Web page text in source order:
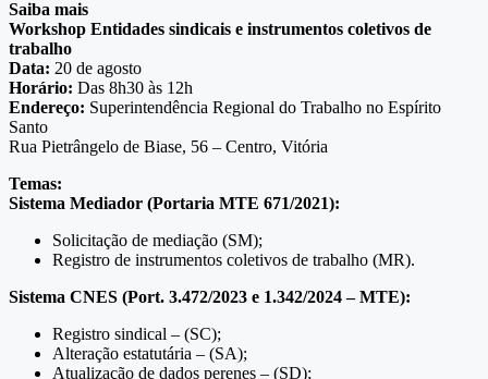
Saiba mais
Workshop Entidades sindicais e instrumentos coletivos de
trabalho
Data: 20 de agosto
Horário: Das 8h30 às 12h
Endereço: Superintendência Regional do Trabalho no Espírito
Santo
Rua Pietrângelo de Biase, 56 – Centro, Vitória
Temas:
Sistema Mediador (Portaria MTE 671/2021):
Solicitação de mediação (SM);
Registro de instrumentos coletivos de trabalho (MR).
Sistema CNES (Port. 3.472/2023 e 1.342/2024 – MTE):
Registro sindical – (SC);
Alteração estatutária – (SA);
Atualização de dados perenes – (SD);